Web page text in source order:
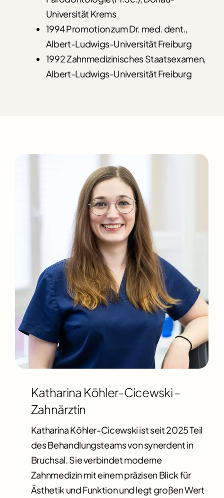
Universität Krems
1994 Promotion zum Dr. med. dent.,
Albert-Ludwigs-Universität Freiburg
1992 Zahnmedizinisches Staatsexamen,
Albert-Ludwigs-Universität Freiburg
Katharina Köhler-Cicewski –
Zahnärztin
Katharina Köhler-Cicewski ist seit 2025 Teil
des Behandlungsteams von synerdent in
Bruchsal. Sie verbindet moderne
Zahnmedizin mit einem präzisen Blick für
Ästhetik und Funktion und legt großen Wert